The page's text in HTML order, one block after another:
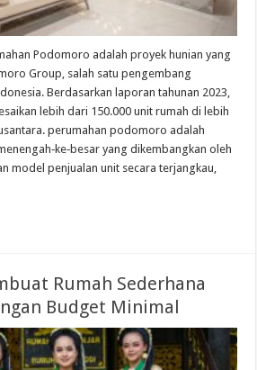
Podomoro adalah proyek hunian yang
Group, salah satu pengembang
Berdasarkan laporan tahunan 2023,
lebih dari 150.000 unit rumah di lebih
perumahan podomoro adalah
yang dikembangkan oleh
model penjualan unit secara terjangkau,
Rumah Sederhana
Budget Minimal